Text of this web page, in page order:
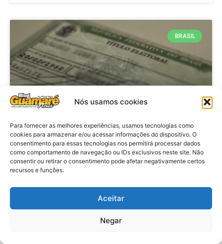
Nós usamos cookies
Para fornecer as melhores experiências, usamos tecnologias como
cookies para armazenar e/ou acessar informações do dispositivo. O
consentimento para essas tecnologias nos permitirá processar dados
como comportamento de navegação ou IDs exclusivos neste site. Não
consentir ou retirar o consentimento pode afetar negativamente certos
recursos e funções.
Aceitar
Negar
BRASIL
Brasil: Policia Federal investiga
753 casos de crimes eleitorais
antes das eleições